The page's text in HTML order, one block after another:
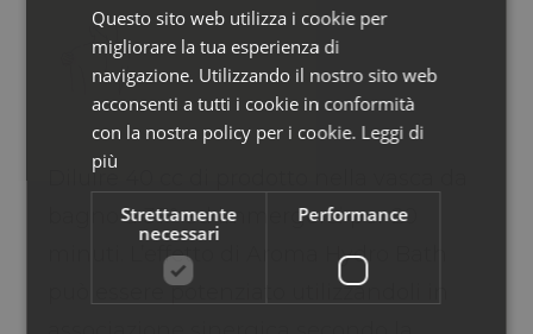
Diluire 40 cc di prodotto nella vasca da
bagno a 37° ed immergersi per 20
minuti. L’effetto di Aroma Hydro Bath
può essere potenziato utilizzandoli in
GERMAN
Questo sito web utilizza i cookie per
migliorare la tua esperienza di
navigazione. Utilizzando il nostro sito web
acconsenti a tutti i cookie in conformità
con la nostra policy per i cookie. Leggi di
più
Strettamente
necessari
Performance